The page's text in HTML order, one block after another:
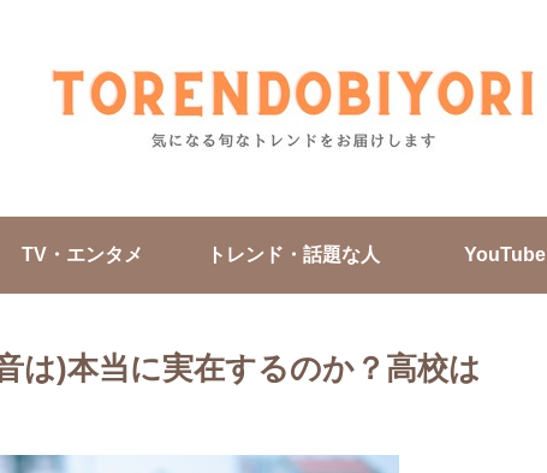
TV・エンタメ トレンド・話題な人 YouTube
は)本当に実在するのか？高校は